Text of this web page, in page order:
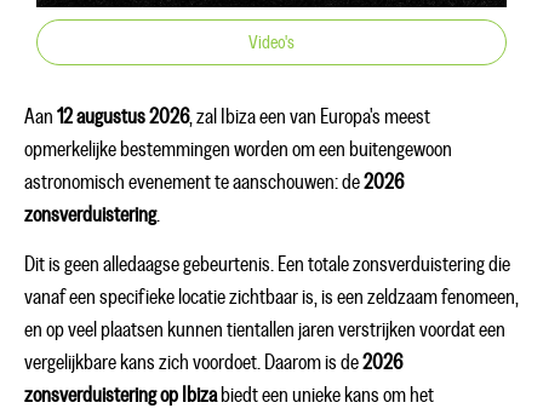
Video's
Aan 12 augustus 2026, zal Ibiza een van Europa's meest
opmerkelijke bestemmingen worden om een buitengewoon
astronomisch evenement te aanschouwen: de2026
zonsverduistering.
Dit is geen alledaagse gebeurtenis. Een totale zonsverduistering die
vanaf een specifieke locatie zichtbaar is, is een zeldzaam fenomeen,
en op veel plaatsen kunnen tientallen jaren verstrijken voordat een
vergelijkbare kans zich voordoet. Daarom is de2026
zonsverduistering op Ibizabiedt een unieke kans om het